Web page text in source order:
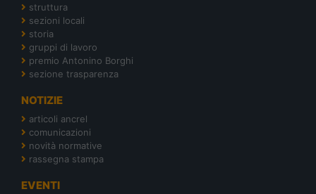
struttura
sezioni locali
storia
gruppi di lavoro
premio Antonino Borghi
sezione trasparenza
NOTIZIE
articoli ancrel
comunicazioni
novità normative
rassegna stampa
EVENTI